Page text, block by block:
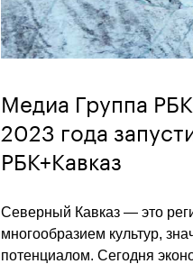
Медиа Группа
2023 года
РБК+Кавказ
Северный Кавказ — это
многообразием культур,
потенциалом. Сегодня